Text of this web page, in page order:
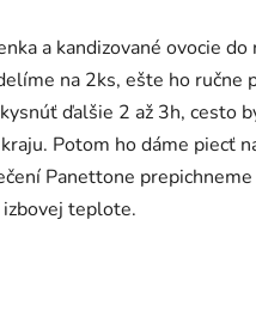
a kandizované ovocie
na 2ks, ešte ho ručne
ďalšie 2 až 3h, cesto
Potom ho dáme piecť
Panettone
izbovej teplote.